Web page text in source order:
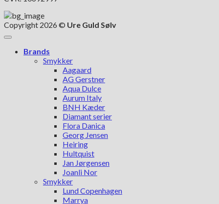
Copyright 2026 © Ure Guld Sølv
Brands
Smykker
Aagaard
AG Gerstner
Aqua Dulce
Aurum Italy
BNH Kæder
Diamant serier
Flora Danica
Georg Jensen
Heiring
Hultquist
Jan Jørgensen
Joanli Nor
Smykker
Lund Copenhagen
Marrya